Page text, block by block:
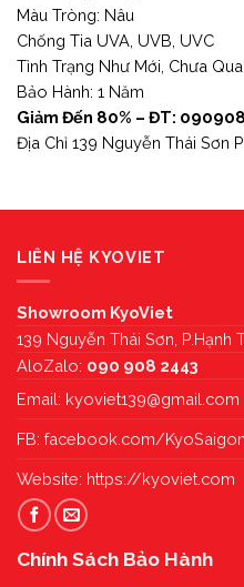
Màu Tròng: Nâu
Chống Tia UVA, UVB, UVC
Tình Trạng Như Mới, Chưa
Bảo Hành: 1 Năm
Giảm Đến 80% – ĐT:
Địa Chỉ 139 Nguyễn Thái Sơn
LIÊN HỆ KYOVIET
Showroom KyoViet
139 Nguyễn Thái Sơn, P.Hạnh
AloZalo: 090 908 2443
Email: kyoviet139@gmail.com
FB: facebook.com/KyoSaigon
Website: https://kyoviet.com
Chính Sách Bảo Hành